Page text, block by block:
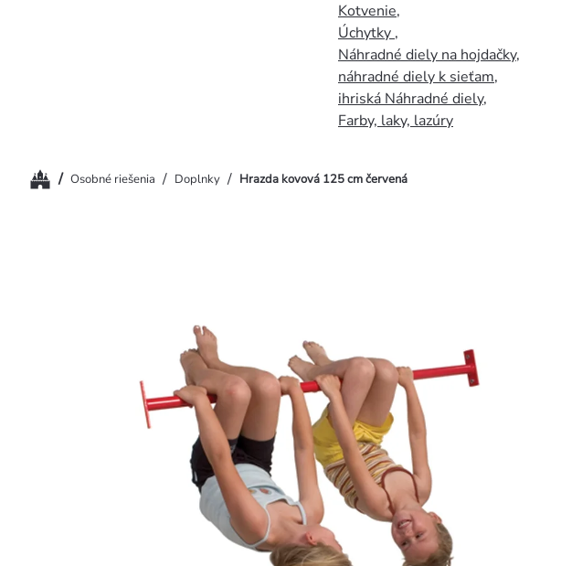
Kotvenie,
Úchytky ,
Náhradné diely na hojdačky,
náhradné diely k sieťam,
ihriská Náhradné diely,
Farby, laky, lazúry
Domov
/ Osobné riešenia / Doplnky / Hrazda kovová 125 cm červená